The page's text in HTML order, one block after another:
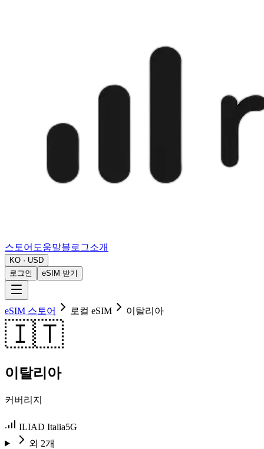
스토어 도움말블로그소개
KO · USD
로그인
eSIM 받기
eSIM 스토어 로컬 eSIM 이탈리아
🇮🇹
이탈리아
커버리지
ILIAD Italia5G
외 2개